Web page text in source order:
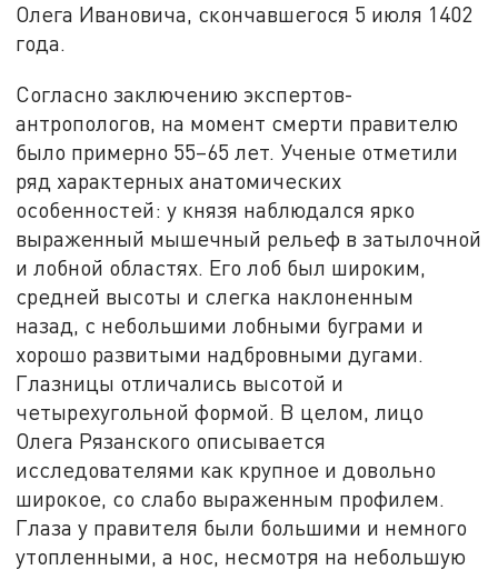
Олега Ивановича, скончавшегося 5 июля 1402
года.
Согласно заключению экспертов-
антропологов, на момент смерти правителю
было примерно 55–65 лет. Ученые отметили
ряд характерных анатомических
особенностей: у князя наблюдался ярко
выраженный мышечный рельеф в затылочной
и лобной областях. Его лоб был широким,
средней высоты и слегка наклоненным
назад, с небольшими лобными буграми и
хорошо развитыми надбровными дугами.
Глазницы отличались высотой и
четырехугольной формой. В целом, лицо
Олега Рязанского описывается
исследователями как крупное и довольно
широкое, со слабо выраженным профилем.
Глаза у правителя были большими и немного
утопленными, а нос, несмотря на небольшую